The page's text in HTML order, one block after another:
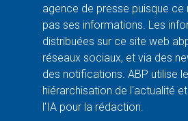
agence de presse puisque ce
pas ses informations. Les
distribuées sur ce site web
réseaux sociaux, et via des
des notifications. ABP utilise
hiérarchisation de l'actualité
l'IA pour la rédaction.